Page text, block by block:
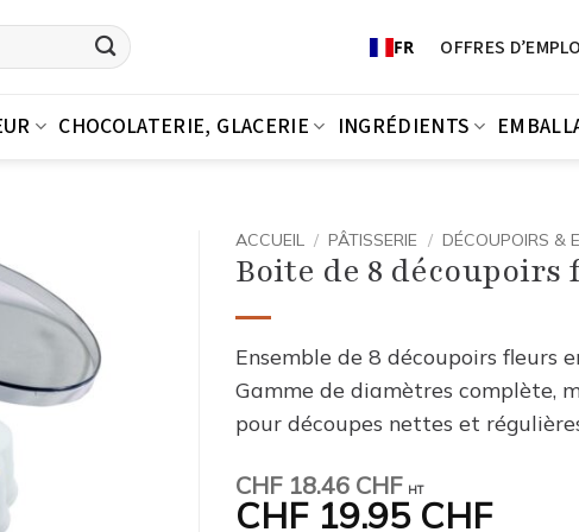
FR OFFRES
CHOCOLATERIE, GLACERIE INGRÉDIENTS
ACCUEIL / PÂTISSERIE / DÉCOUPOIRS &
Boite de 8
Ensemble de 8 découpoirs fleurs
Gamme de diamètres complète,
pour découpes nettes et
CHF18.46 CHF HT
CHF19.95 CHF